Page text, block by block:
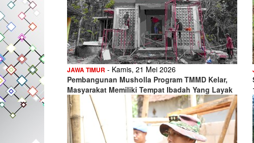
JAWA TIMUR - Kamis, 21 Mei 2026
Pembangunan Musholla Program TMMD Kelar,
Masyarakat Memiliki Tempat Ibadah Yang Layak